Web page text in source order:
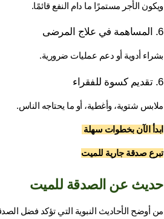
ويكون الأجر مستمرًا ما دام النفع قائمًا.
6. المساهمة في علاج المرضى
بشراء أدوية أو دعم عمليات ضرورية.
6. تقديم كسوة للفقراء
ملابس شتوية، وأغطية، أو ما يحتاجه الناس.
ابدأ الآن بخطوات سهلة
تبرع صدقة جارية للميت
حديث عن الصدقة للميت
من أوضح الأحاديث النبوية التي تؤكد فضل